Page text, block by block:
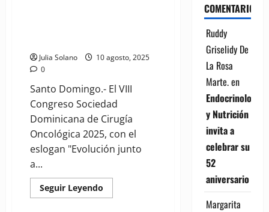
Julia Solano
10 agosto, 2025
0
Santo Domingo.- El VIII
Congreso Sociedad
Dominicana de Cirugía
Oncológica 2025, con el
eslogan "Evolución junto
a...
Seguir Leyendo
more
COMENTARIOS
Ruddy
Griselidy De
La Rosa
Marte.en
Endocrinología
y Nutrición
invita a
celebrar su
52
aniversario
Margarita